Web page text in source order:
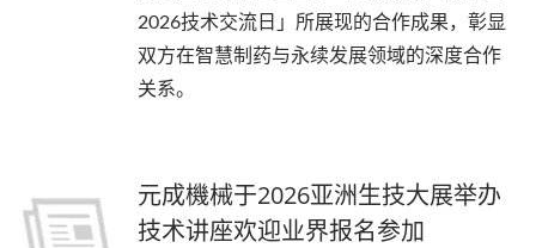
2026技术交流日」所展现的合作成果，彰显
双方在智慧制药与永续发展领域的深度合作
关系。
元成機械于2026亚洲生技大展举办
技术讲座欢迎业界报名参加